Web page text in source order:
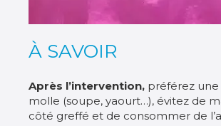
À SAVOIR
Après l’intervention, préférez
molle (soupe, yaourt…), évitez de
côté greffé et de consommer de